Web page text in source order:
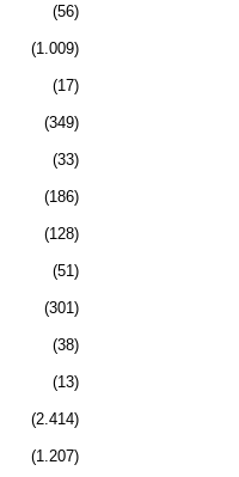
56
1.009
17
349
33
186
128
51
301
38
13
2.414
1.207